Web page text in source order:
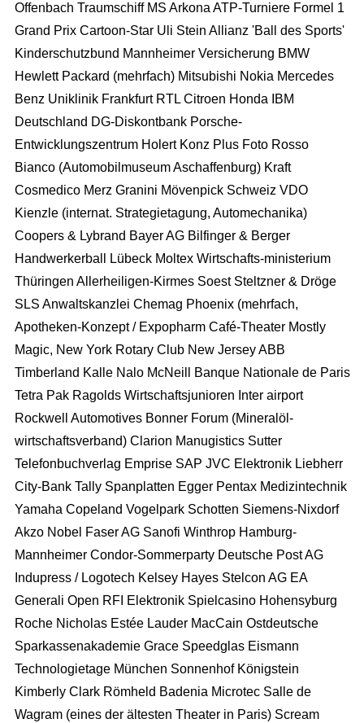
Full Service Agentur
Flexible Eventmanager
Locations
Eventausstattung
Technik
Catering
Dekoration
Personal
Roboter
Eventmanagement
Wir planen Ihr Event
Corporate Events
Exhibition Events
Incentives
Public Events
Hochzeit
Kinder Events
Weihnachtsfeier
Familienfeiern
DJ Booking
Marketing
Events & Marketing
Eventmarketing
Promotion
Videoproduktion
Public Relations
Advertising
Internetmarketing
LED Outdoor Werbung
Plakatwerbung
Referenzen
Über uns
Die Agentur
Wir über uns
Unser Team
Konzeption
Standorte
Kontakt / Anfrage
Stellenangebote
Richtungsweisend
Newsletter
Offenbach Traumschiff MS Arkona ATP-Turniere Formel 1
Grand Prix Cartoon-Star Uli Stein Allianz 'Ball des Sports'
Kinderschutzbund Mannheimer Versicherung BMW
Hewlett Packard (mehrfach) Mitsubishi Nokia Mercedes
Benz Uniklinik Frankfurt RTL Citroen Honda IBM
Deutschland DG-Diskontbank Porsche-
Entwicklungszentrum Holert Konz Plus Foto Rosso
Bianco (Automobilmuseum Aschaffenburg) Kraft
Cosmedico Merz Granini Mövenpick Schweiz VDO
Kienzle (internat. Strategietagung, Automechanika)
Coopers & Lybrand Bayer AG Bilfinger & Berger
Handwerkerball Lübeck Moltex Wirtschafts-ministerium
Thüringen Allerheiligen-Kirmes Soest Steltzner & Dröge
SLS Anwaltskanzlei Chemag Phoenix (mehrfach,
Apotheken-Konzept / Expopharm Café-Theater Mostly
Magic, New York Rotary Club New Jersey ABB
Timberland Kalle Nalo McNeill Banque Nationale de Paris
Tetra Pak Ragolds Wirtschaftsjunioren Inter airport
Rockwell Automotives Bonner Forum (Mineralöl-
wirtschaftsverband) Clarion Manugistics Sutter
Telefonbuchverlag Emprise SAP JVC Elektronik Liebherr
City-Bank Tally Spanplatten Egger Pentax Medizintechnik
Yamaha Copeland Vogelpark Schotten Siemens-Nixdorf
Akzo Nobel Faser AG Sanofi Winthrop Hamburg-
Mannheimer Condor-Sommerparty Deutsche Post AG
Indupress / Logotech Kelsey Hayes Stelcon AG EA
Generali Open RFI Elektronik Spielcasino Hohensyburg
Roche Nicholas Estée Lauder MacCain Ostdeutsche
Sparkassenakademie Grace Speedglas Eismann
Technologietage München Sonnenhof Königstein
Kimberly Clark Römheld Badenia Microtec Salle de
Wagram (eines der ältesten Theater in Paris) Scream